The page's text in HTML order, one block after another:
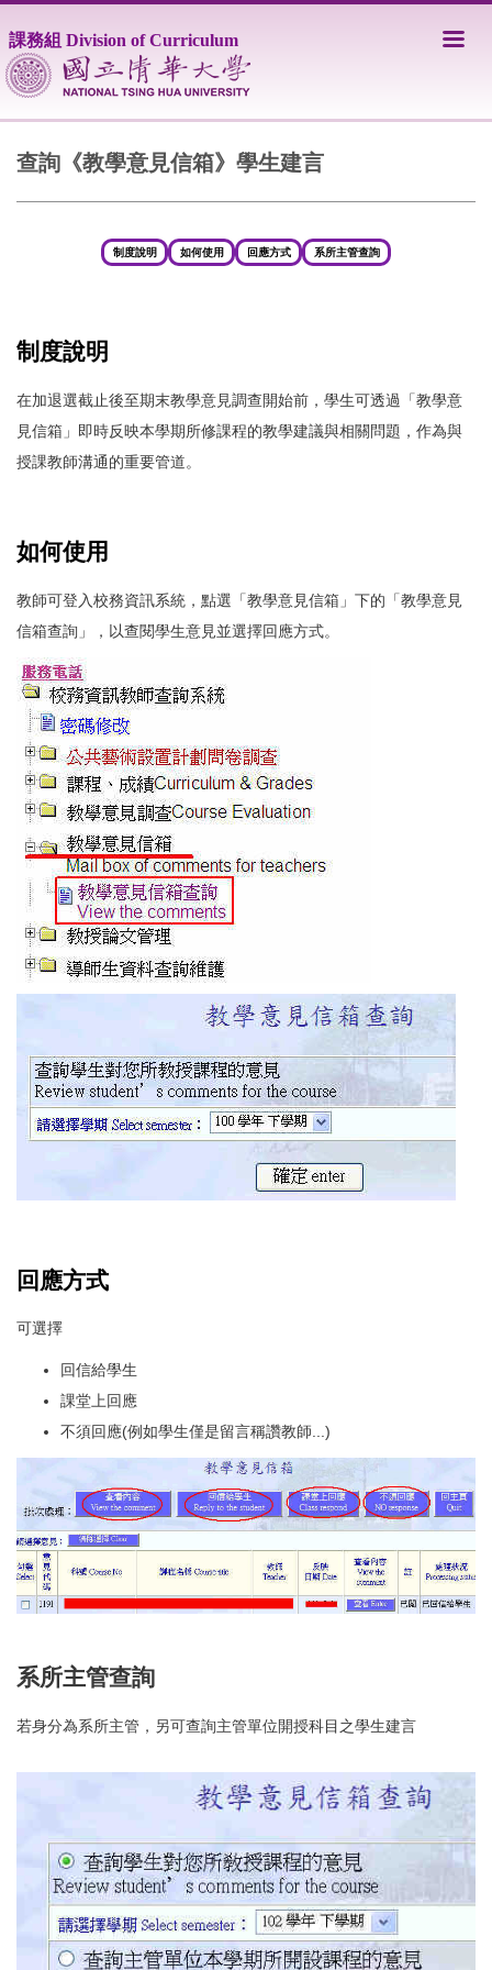
到
主
要
區
課務組 Division of Curriculum
查詢《教學意見信箱》學生建言
制度說明 如何使用 回應方式 系所主管查詢
制度說明
在加退選截止後至期末教學意見調查開始前，學生可透過「教學意
見信箱」即時反映本學期所修課程的教學建議與相關問題，作為與
授課教師溝通的重要管道。
如何使用
教師可登入校務資訊系統，點選「教學意見信箱」下的「教學意見
信箱查詢」，以查閱學生意見並選擇回應方式。
回應方式
可選擇
回信給學生
課堂上回應
不須回應(例如學生僅是留言稱讚教師...)
系所主管查詢
若身分為系所主管，另可查詢主管單位開授科目之學生建言